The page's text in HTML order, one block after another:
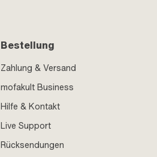
Bestellung
Zahlung & Versand
mofakult Business
Hilfe & Kontakt
Live Support
Rücksendungen